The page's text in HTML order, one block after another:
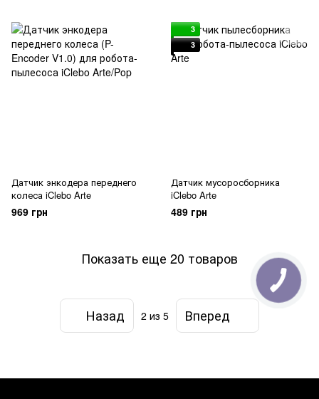
Датчик энкодера переднего
колеса iClebo Arte
969 грн
3
3
Датчик мусоросборника
iClebo Arte
489 грн
Показать еще 20 товаров
Назад 2 из 5 Вперед